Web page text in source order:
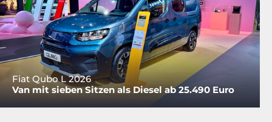
Fiat Qubo L 2026
Van mit sieben Sitzen als Diesel ab 25.490 Euro